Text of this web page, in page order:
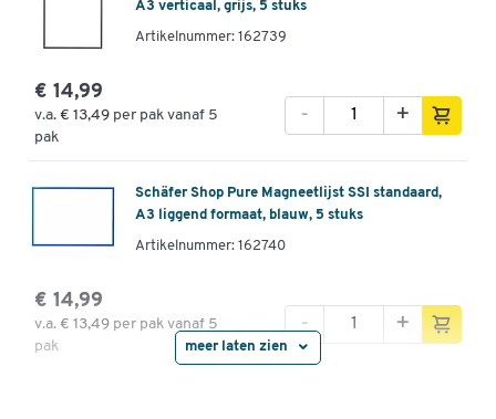
A3 verticaal, grijs, 5 stuks
Artikelnummer: 162739
€ 14,99
v.a. € 13,49 per pak vanaf 5
pak
+
-
Schäfer Shop Pure Magneetlijst SSI standaard,
A3 liggend formaat, blauw, 5 stuks
Artikelnummer: 162740
€ 14,99
v.a. € 13,49 per pak vanaf 5
pak
+
-
meer laten zien